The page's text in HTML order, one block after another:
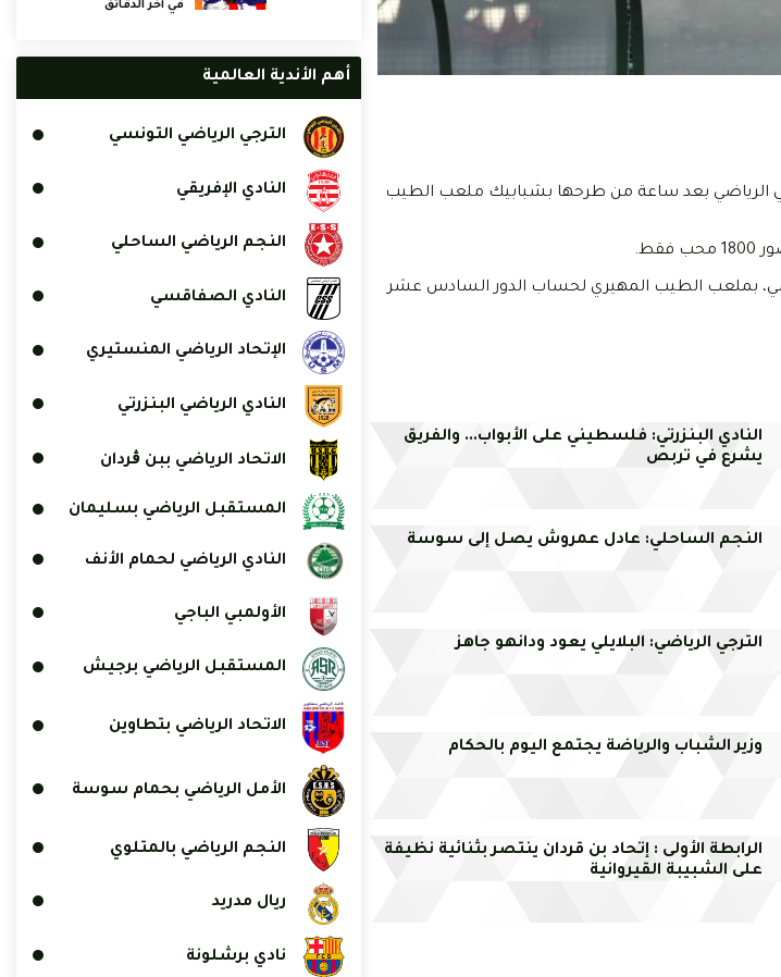
الرياضي بعد ساعة من طرحها بشبابيك ملعب الطيب
غدا الاربعاء 08 ماي 2024، ضيفه الترجي الرياضي، بملعب الطيب المهيري لحساب الدور السادس عشر
النادي البنزرتي: فلسطيني على الأبواب... والفريق
يشرع في تربص
النجم الساحلي: عادل عمروش يصل إلى سوسة
الترجي الرياضي: البلايلي يعود ودانهو جاهز
وزير الشباب والرياضة يجتمع اليوم بالحكام
الرابطة الأولى : إتحاد بن قردان ينتصر بثنائية نظيفة
على الشبيبة القيروانية
في آخر الدقائق
أهم الأندية العالمية
الترجي الرياضي التونسي
النادي الإفريقي
النجم الرياضي الساحلي
النادي الصفاقسي
الإتحاد الرياضي المنستيري
النادي الرياضي البنزرتي
الاتحاد الرياضي ببن ڨردان
المستقبل الرياضي بسليمان
النادي الرياضي لحمام الأنف
الأولمبي الباجي
المستقبل الرياضي برجيش
الاتحاد الرياضي بتطاوين
الأمل الرياضي بحمام سوسة
النجم الرياضي بالمتلوي
ريال مدريد
نادي برشلونة